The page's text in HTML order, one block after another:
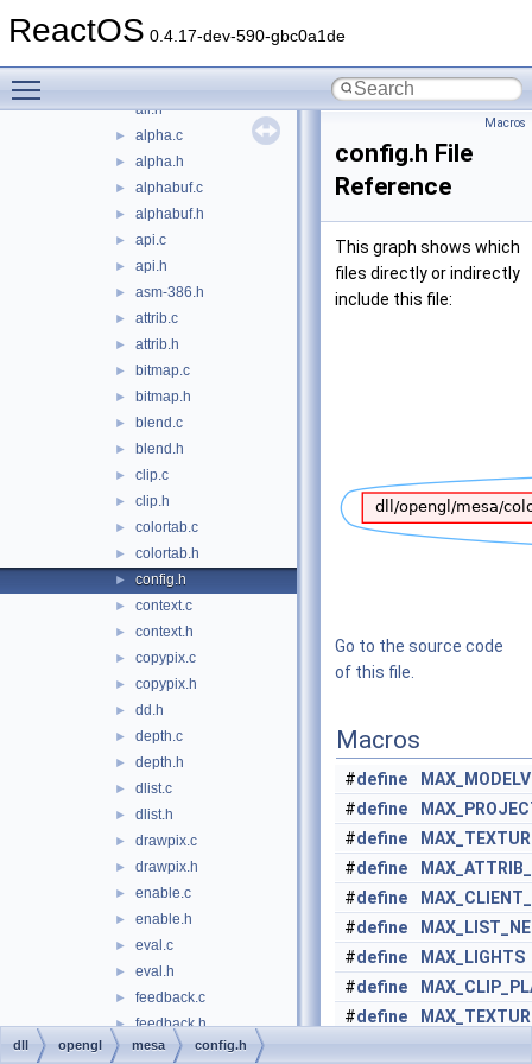
ReactOS 0.4.17-dev-590-gbc0a1de
▼ mesa
all.h
► alpha.c
► alpha.h
► alphabuf.c
► alphabuf.h
► api.c
► api.h
► asm-386.h
► attrib.c
► attrib.h
► bitmap.c
► bitmap.h
► blend.c
► blend.h
► clip.c
► clip.h
► colortab.c
► colortab.h
► config.h
► context.c
► context.h
► copypix.c
► copypix.h
► dd.h
► depth.c
► depth.h
► dlist.c
► dlist.h
► drawpix.c
► drawpix.h
► enable.c
► enable.h
► eval.c
► eval.h
► feedback.c
► feedback.h
► fixed.h
Macros
config.h File
Reference
This graph shows which
files directly or indirectly
include this file:
Go to the source code
of this file.
Macros
#define
#define
#define
#define
#define
#define
#define MAX_LIGHTS
#define
#define
dll opengl mesa config.h